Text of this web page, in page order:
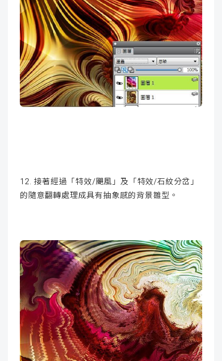
12. 接著經過「特效/颶風」及「特效/石紋分岔」
的隨意翻轉處理成具有抽象感的背景雛型。